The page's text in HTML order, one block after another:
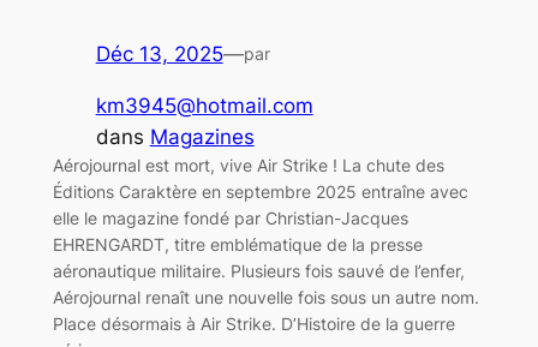
Déc 13, 2025—par
km3945@hotmail.com
dans Magazines
Aérojournal est mort, vive Air Strike ! La chute des
Éditions Caraktère en septembre 2025 entraîne avec
elle le magazine fondé par Christian-Jacques
EHRENGARDT, titre emblématique de la presse
aéronautique militaire. Plusieurs fois sauvé de l’enfer,
Aérojournal renaît une nouvelle fois sous un autre nom.
Place désormais à Air Strike. D’Histoire de la guerre